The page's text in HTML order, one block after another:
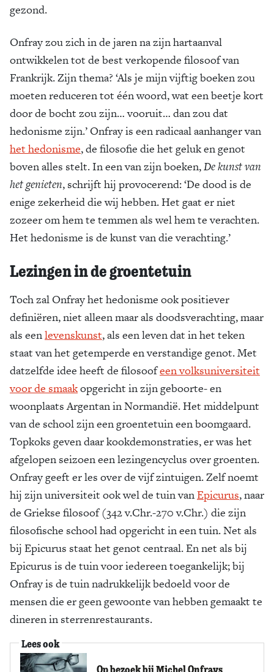
gezond.
Onfray zou zich in de jaren na zijn hartaanval
ontwikkelen tot de best verkopende filosoof van
Frankrijk. Zijn thema? ‘Als je mijn vijftig boeken zou
moeten reduceren tot één woord, wat een beetje kort
door de bocht zou zijn… vooruit… dan zou dat
hedonisme zijn.’ Onfray is een radicaal aanhanger van
het hedonisme, de filosofie die het geluk en genot
boven alles stelt. In een van zijn boeken,De kunst van
het genieten, schrijft hij provocerend: ‘De dood is de
enige zekerheid die wij hebben. Het gaat er niet
zozeer om hem te temmen als wel hem te verachten.
Het hedonisme is de kunst van die verachting.’
Lezingen in de groentetuin
Toch zal Onfray het hedonisme ook positiever
definiëren, niet alleen maar als doodsverachting, maar
als eenlevenskunst, als een leven dat in het teken
staat van het getemperde en verstandige genot. Met
datzelfde idee heeft de filosoofeen volksuniversiteit
voor de smaakopgericht in zijn geboorte- en
woonplaats Argentan in Normandië. Het middelpunt
van de school zijn een groentetuin een boomgaard.
Topkoks geven daar kookdemonstraties, er was het
afgelopen seizoen een lezingencyclus over groenten.
Onfray geeft er les over de vijf zintuigen. Zelf noemt
hij zijn universiteit ook wel de tuin vanEpicurus, naar
de Griekse filosoof (342 v.Chr.-270 v.Chr.) die zijn
filosofische school had opgericht in een tuin. Net als
bij Epicurus staat het genot centraal. En net als bij
Epicurus is de tuin voor iedereen toegankelijk; bij
Onfray is de tuin nadrukkelijk bedoeld voor de
mensen die er geen gewoonte van hebben gemaakt te
dineren in sterrenrestaurants.
Lees ook
Op bezoek bij Michel Onfrays